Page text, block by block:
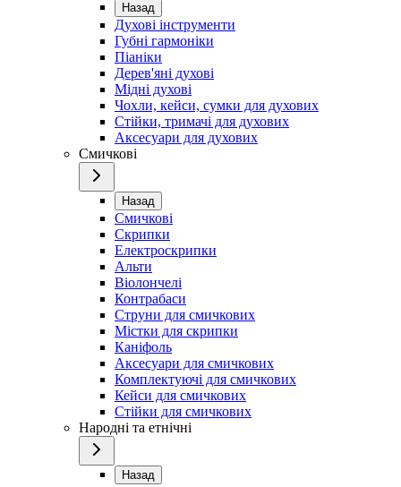
Назад
Духові інструменти
Губні гармоніки
Піаніки
Дерев'яні духові
Мідні духові
Чохли, кейси, сумки для духових
Стійки, тримачі для духових
Аксесуари для духових
Смичкові
Назад
Смичкові
Скрипки
Електроскрипки
Альти
Віолончелі
Контрабаси
Струни для смичкових
Містки для скрипки
Каніфоль
Аксесуари для смичкових
Комплектуючі для смичкових
Кейси для смичкових
Стійки для смичкових
Народні та етнічні
Назад